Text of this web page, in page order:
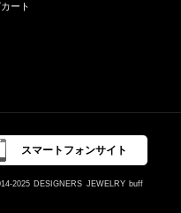
ート
スマートフォンサイト
2025 DESIGNERS JEWELRY buff